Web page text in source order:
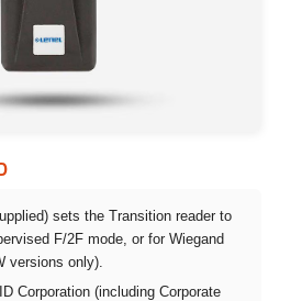
sets the Transition reader to
F/2F mode, or for Wiegand
versions only).
Corporation (including Corporate